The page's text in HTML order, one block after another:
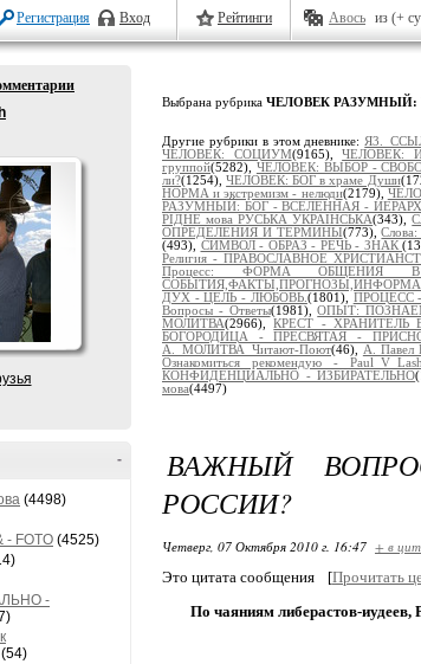
Регистрация Вход Рейтинги Авось из (+
-
(4498)
- FOTO (4525)
-
(54)
Выбрана рубрика ЧЕЛОВЕК РАЗУМНЫЙ:
Другие рубрики в этом дневнике:
ЧЕЛОВЕК: СОЦИУМ(9165),ЧЕЛОВЕК:
группой(5282), ЧЕЛОВЕК: ВЫБОР -
ли?(1254),ЧЕЛОВЕК: БОГ в храме Души
НОРМА и экстремизм - нелюди(2179),
РАЗУМНЫЙ: БОГ - ВСЕЛЕННАЯ -
РІДНЕ мова РУСЬКА УКРАЇНСЬКА(343),
ОПРЕДЕЛЕНИЯ И ТЕРМИНЫ(773),
(493), СИМВОЛ - ОБРАЗ - РЕЧЬ - ЗНАК
Религия - ПРАВОСЛАВНОЕ
Процесс: ФОРМА ОБЩЕНИЯ В
ДУХ - ЦЕЛЬ - ЛЮБОВЬ. (1801), ПРОЦЕСС
Вопросы - Ответы(1981),ОПЫТ: ПОЗНАЁМ
МОЛИТВА(2966),КРЕСТ - ХРАНИТЕЛЬ
БОГОРОДИЦА - ПРЕСВЯТАЯ -
А._МОЛИТВА_Читают-Поют(46), А.
Ознакомиться рекомендую -
КОНФИДЕНЦИАЛЬНО - ИЗБИРАТЕЛЬНО
мова(4497)
ВАЖНЫЙ
РОССИИ?
Четверг, 07 Октября 2010 г. 16:47 + в
Это цитата сообщения
[Прочитать
По чаяниям либерастов-иудеев,